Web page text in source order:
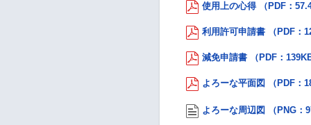
使用上の心得 （PDF：
利用許可申請書 （PDF：
減免申請書 （PDF：
よろーな平面図 （PDF：
よろーな周辺図 （PNG：